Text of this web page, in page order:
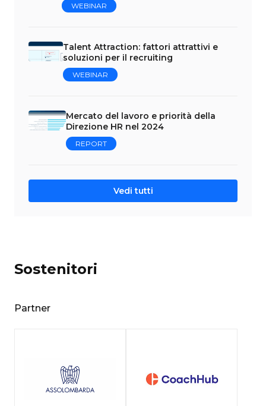
WEBINAR
Talent Attraction: fattori attrattivi e
soluzioni per il recruiting
WEBINAR
Mercato del lavoro e priorità della
Direzione HR nel 2024
REPORT
Vedi tutti
Sostenitori
Partner